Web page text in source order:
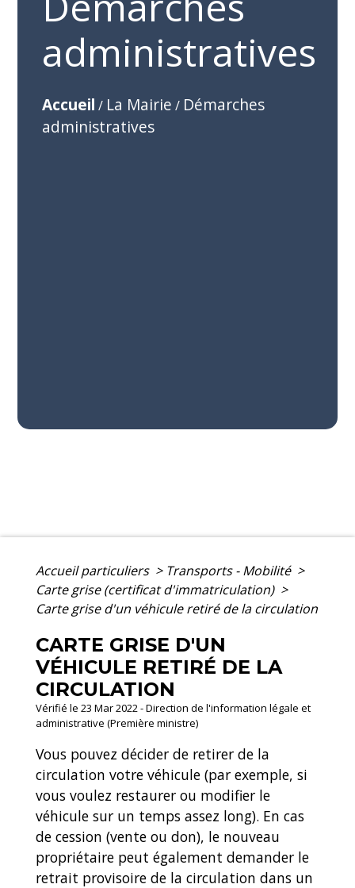
administratives
Accueil / La Mairie / Démarches
administratives
Accueil particuliers > Transports - Mobilité >
Carte grise (certificat d'immatriculation) >
Carte grise d'un véhicule retiré de la circulation
CARTE GRISE D'UN
VÉHICULE RETIRÉ DE LA
CIRCULATION
Vérifié le 23 Mar 2022 - Direction de l'information légale et
administrative (Première ministre)
Vous pouvez décider de retirer de la
circulation votre véhicule (par exemple, si
vous voulez restaurer ou modifier le
véhicule sur un temps assez long). En cas
de cession (vente ou don), le nouveau
propriétaire peut également demander le
retrait provisoire de la circulation dans un